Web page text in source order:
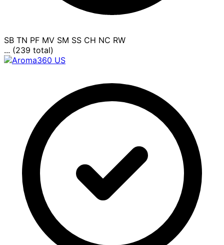
SB TN PF MV SM SS CH NC RW
... (239 total)